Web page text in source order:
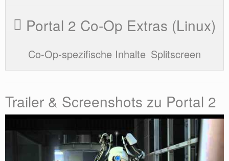
Portal 2 Co-Op Extras (Linux)
Co-Op-spezifische Inhalte Splitscreen
Trailer & Screenshots zu Portal 2